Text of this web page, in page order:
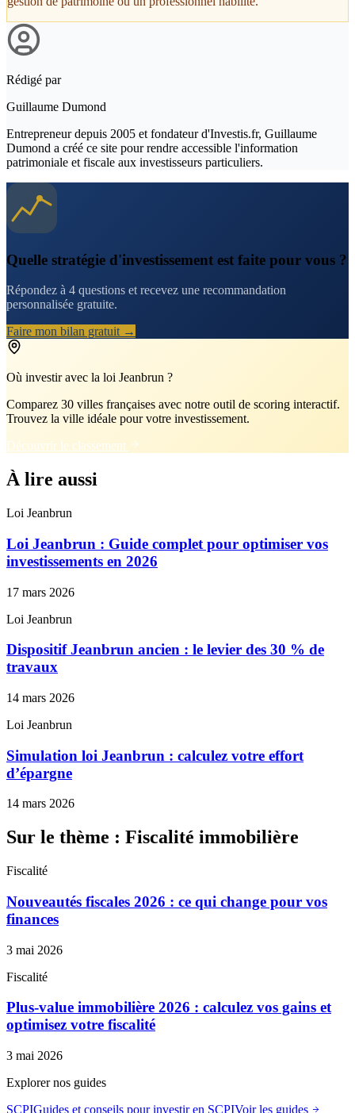
Rédigé par
Guillaume Dumond
Entrepreneur depuis 2005 et fondateur d'Investis.fr, Guillaume
Dumond a créé ce site pour rendre accessible l'information
patrimoniale et fiscale aux investisseurs particuliers.
Quelle stratégie d'investissement est faite pour vous ?
Répondez à 4 questions et recevez une recommandation
personnalisée gratuite.
Faire mon bilan gratuit →
Où investir avec la loi Jeanbrun ?
Comparez 30 villes françaises avec notre outil de scoring interactif.
Trouvez la ville idéale pour votre investissement.
Découvrir le classement
À lire aussi
Loi Jeanbrun
Loi Jeanbrun : Guide complet pour optimiser vos
investissements en 2026
17 mars 2026
Loi Jeanbrun
Dispositif Jeanbrun ancien : le levier des 30 % de
travaux
14 mars 2026
Loi Jeanbrun
Simulation loi Jeanbrun : calculez votre effort
d’épargne
14 mars 2026
Sur le thème : Fiscalité immobilière
Fiscalité
Nouveautés fiscales 2026 : ce qui change pour vos
finances
3 mai 2026
Fiscalité
Plus-value immobilière 2026 : calculez vos gains et
optimisez votre fiscalité
3 mai 2026
Explorer nos guides
SCPIGuides et conseils pour investir en SCPIVoir les guides